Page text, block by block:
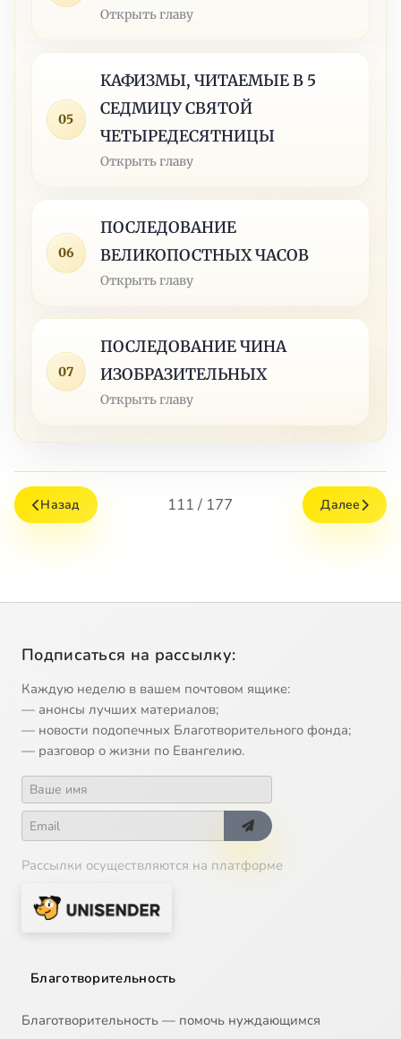
Открыть главу
05
КАФИЗМЫ, ЧИТАЕМЫЕ В 5
СЕДМИЦУ СВЯТОЙ
ЧЕТЫРЕДЕСЯТНИЦЫ
Открыть главу
06
ПОСЛЕДОВАНИЕ
ВЕЛИКОПОСТНЫХ ЧАСОВ
Открыть главу
07
ПОСЛЕДОВАНИЕ ЧИНА
ИЗОБРАЗИТЕЛЬНЫХ
Открыть главу
Назад 111 / 177 Далее
Подписаться на рассылку:
Каждую неделю в вашем почтовом ящике:
— анонсы лучших материалов;
— новости подопечных Благотворительного фонда;
— разговор о жизни по Евангелию.
Рассылки осуществляются на платформе
Благотворительность
Благотворительность — помочь нуждающимся